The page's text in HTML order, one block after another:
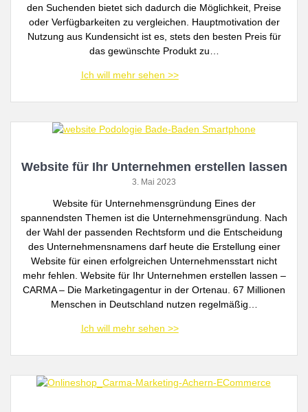
den Suchenden bietet sich dadurch die Möglichkeit, Preise
oder Verfügbarkeiten zu vergleichen. Hauptmotivation der
Nutzung aus Kundensicht ist es, stets den besten Preis für
das gewünschte Produkt zu…
Website für Ihr Unternehmen erstellen lassen
3. Mai 2023
Website für Unternehmensgründung Eines der
spannendsten Themen ist die Unternehmensgründung. Nach
der Wahl der passenden Rechtsform und die Entscheidung
des Unternehmensnamens darf heute die Erstellung einer
Website für einen erfolgreichen Unternehmensstart nicht
mehr fehlen. Website für Ihr Unternehmen erstellen lassen –
CARMA – Die Marketingagentur in der Ortenau. 67 Millionen
Menschen in Deutschland nutzen regelmäßig…